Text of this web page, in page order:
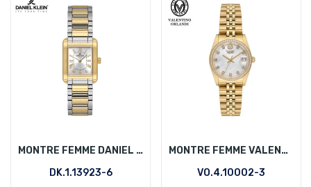
MONTRE FEMME DANIEL KLEIN DK.1.13923-6
DK.1.13923-6
MONTRE FEMME VALENTINO ORLANDI VO.4.10002-3
VO.4.10002-3